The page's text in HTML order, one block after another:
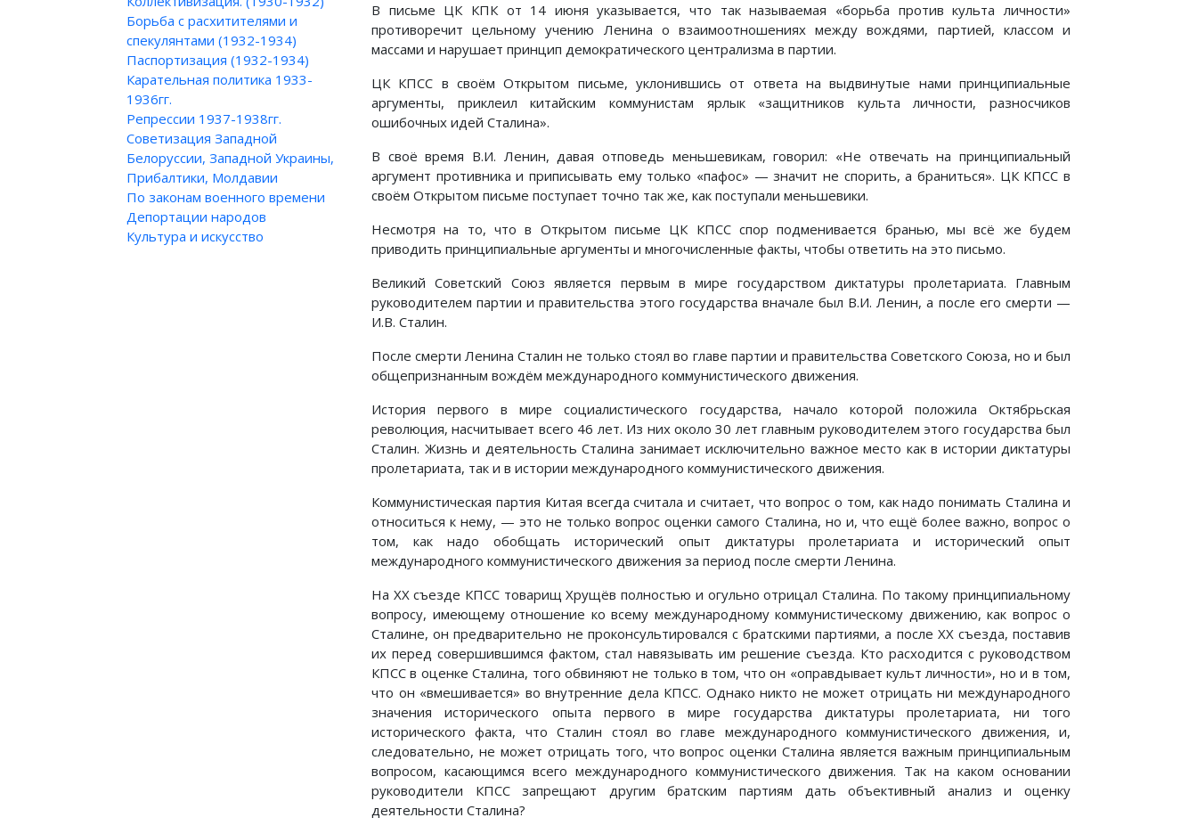
Борьба с расхитителями и
спекулянтами (1932-1934)
Паспортизация (1932-1934)
Карательная политика 1933-
1936гг.
Репрессии 1937-1938гг.
Советизация Западной
Белоруссии, Западной Украины,
Прибалтики, Молдавии
По законам военного времени
Депортации народов
Культура и искусство
В письме ЦК КПК от 14 июня указывается, что так называемая «борьба против культа личности»
противоречит цельному учению Ленина о взаимоотношениях между вождями, партией, классом и
массами и нарушает принцип демократического централизма в партии.
ЦК КПСС в своём Открытом письме, уклонившись от ответа на выдвинутые нами принципиальные
аргументы, приклеил китайским коммунистам ярлык «защитников культа личности, разносчиков
ошибочных идей Сталина».
В своё время В.И. Ленин, давая отповедь меньшевикам, говорил: «Не отвечать на принципиальный
аргумент противника и приписывать ему только «пафос» — значит не спорить, а браниться». ЦК КПСС в
своём Открытом письме поступает точно так же, как поступали меньшевики.
Несмотря на то, что в Открытом письме ЦК КПСС спор подменивается бранью, мы всё же будем
приводить принципиальные аргументы и многочисленные факты, чтобы ответить на это письмо.
Великий Советский Союз является первым в мире государством диктатуры пролетариата. Главным
руководителем партии и правительства этого государства вначале был В.И. Ленин, а после его смерти —
И.В. Сталин.
После смерти Ленина Сталин не только стоял во главе партии и правительства Советского Союза, но и был
общепризнанным вождём международного коммунистического движения.
История первого в мире социалистического государства, начало которой положила Октябрьская
революция, насчитывает всего 46 лет. Из них около 30 лет главным руководителем этого государства был
Сталин. Жизнь и деятельность Сталина занимает исключительно важное место как в истории диктатуры
пролетариата, так и в истории международного коммунистического движения.
Коммунистическая партия Китая всегда считала и считает, что вопрос о том, как надо понимать Сталина и
относиться к нему, — это не только вопрос оценки самого Сталина, но и, что ещё более важно, вопрос о
том, как надо обобщать исторический опыт диктатуры пролетариата и исторический опыт
международного коммунистического движения за период после смерти Ленина.
На XX съезде КПСС товарищ Хрущёв полностью и огульно отрицал Сталина. По такому принципиальному
вопросу, имеющему отношение ко всему международному коммунистическому движению, как вопрос о
Сталине, он предварительно не проконсультировался с братскими партиями, а после XX съезда, поставив
их перед совершившимся фактом, стал навязывать им решение съезда. Кто расходится с руководством
КПСС в оценке Сталина, того обвиняют не только в том, что он «оправдывает культ личности», но и в том,
что он «вмешивается» во внутренние дела КПСС. Однако никто не может отрицать ни международного
значения исторического опыта первого в мире государства диктатуры пролетариата, ни того
исторического факта, что Сталин стоял во главе международного коммунистического движения, и,
следовательно, не может отрицать того, что вопрос оценки Сталина является важным принципиальным
вопросом, касающимся всего международного коммунистического движения. Так на каком основании
руководители КПСС запрещают другим братским партиям дать объективный анализ и оценку
деятельности Сталина?